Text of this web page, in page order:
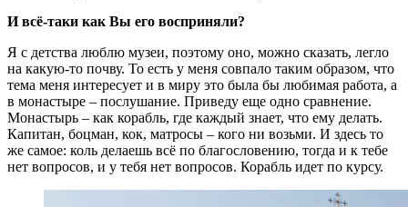
И всё-таки как Вы его восприняли?
Я с детства люблю музеи, поэтому оно, можно сказать, легло
на какую-то почву. То есть у меня совпало таким образом, что
тема меня интересует и в миру это была бы любимая работа, а
в монастыре – послушание. Приведу еще одно сравнение.
Монастырь – как корабль, где каждый знает, что ему делать.
Капитан, боцман, кок, матросы – кого ни возьми. И здесь то
же самое: коль делаешь всё по благословению, тогда и к тебе
нет вопросов, и у тебя нет вопросов. Корабль идет по курсу.